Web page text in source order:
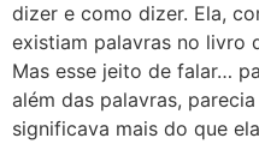
dizer e como dizer. Ela,
existiam palavras no livro
Mas esse jeito de falar…
além das palavras,
significava mais do que